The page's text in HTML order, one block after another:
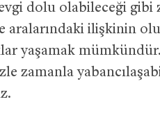
dolu olabileceği gibi
aralarındaki ilişkinin
yaşamak mümkündür.
zamanla